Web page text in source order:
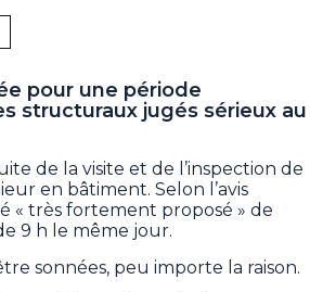
pour une période
structuraux jugés sérieux au
de la visite et de l’inspection de
en bâtiment. Selon l’avis
« très fortement proposé » de
9 h le même jour.
sonnées, peu importe la raison.